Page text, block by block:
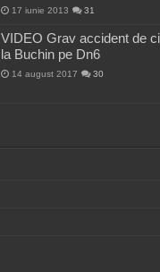
17 iunie 2013 31
VIDEO Grav accident de
la Buchin pe Dn6
14 august 2017 30